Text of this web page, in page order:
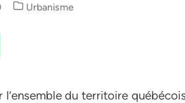
Posted
Urbanisme
du territoire